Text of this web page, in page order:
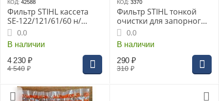
КОД: 42588
Фильтр STIHL кассета
SЕ-122/121/61/60 н/
сталь-для длит. влаж.
уборки
0.0
В наличии
4 540 ₽
4 230 ₽
КОД: 3370
Фильтр STIHL тонкой
очистки для запорного
клапана 100 мкм SG
31,51,71
0.0
В наличии
310 ₽
290 ₽